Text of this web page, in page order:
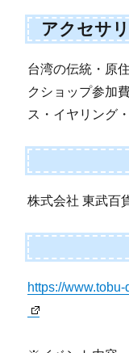
アクセサ
台湾の伝統・原
クショップ参加
ス・イヤリング
株式会社 東武百
https://